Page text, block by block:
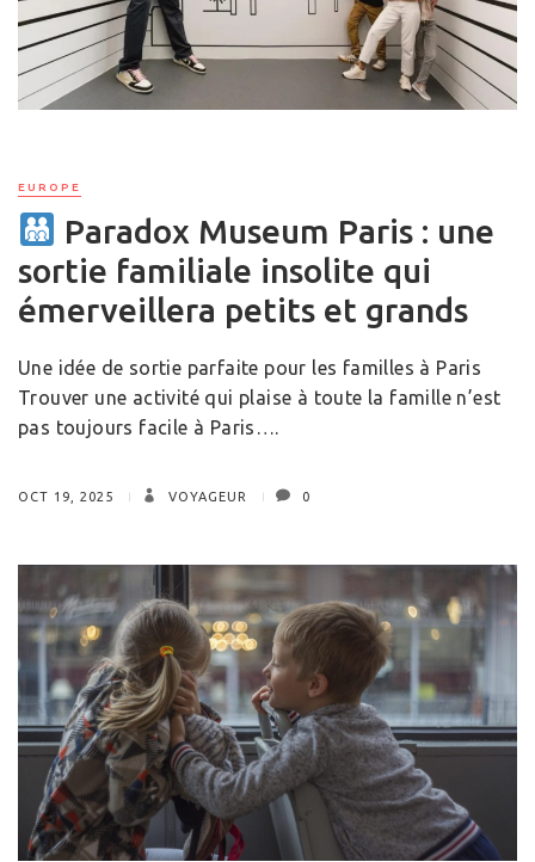
EUROPE
Paradox Museum Paris : une
sortie familiale insolite qui
émerveillera petits et grands
Une idée de sortie parfaite pour les familles à Paris
Trouver une activité qui plaise à toute la famille n’est
pas toujours facile à Paris….
OCT 19, 2025 VOYAGEUR 0